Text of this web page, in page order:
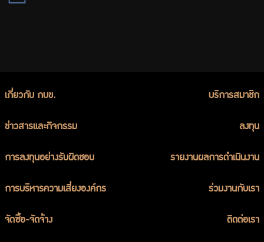
เกี่ยวกับ กบข. บริการสมาชิก
ข่าวสารและกิจกรรม ลงทุน
การลงทุนอย่างรับผิดชอบ รายงานผลการดำเนินงาน
การบริหารความเสี่ยงองค์กร ร่วมงานกับเรา
จัดซื้อ-จัดจ้าง ติดต่อเรา